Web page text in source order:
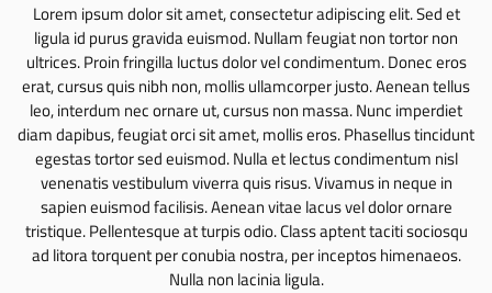
Lorem ipsum dolor sit amet, consectetur adipiscing elit. Sed et
ligula id purus gravida euismod. Nullam feugiat non tortor non
ultrices. Proin fringilla luctus dolor vel condimentum. Donec eros
erat, cursus quis nibh non, mollis ullamcorper justo. Aenean tellus
leo, interdum nec ornare ut, cursus non massa. Nunc imperdiet
diam dapibus, feugiat orci sit amet, mollis eros. Phasellus tincidunt
egestas tortor sed euismod. Nulla et lectus condimentum nisl
venenatis vestibulum viverra quis risus. Vivamus in neque in
sapien euismod facilisis. Aenean vitae lacus vel dolor ornare
tristique. Pellentesque at turpis odio. Class aptent taciti sociosqu
ad litora torquent per conubia nostra, per inceptos himenaeos.
Nulla non lacinia ligula.